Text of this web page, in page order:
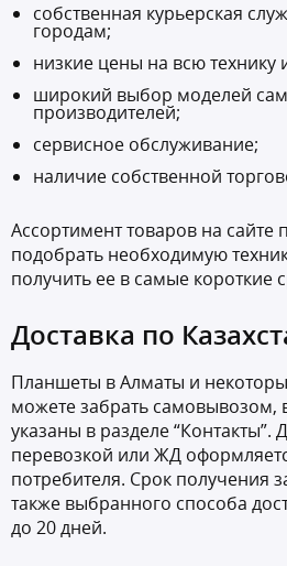
собственная курьерская
городам;
низкие цены на всю технику
широкий выбор моделей
производителей;
сервисное обслуживание;
наличие собственной
Ассортимент товаров на сайте
подобрать необходимую
получить ее в самые короткие
Доставка по
Планшеты в Алматы и
можете забрать самовывозом,
указаны в разделе “Контакты”.
перевозкой или ЖД
потребителя. Срок получения
также выбранного способа
до 20 дней.